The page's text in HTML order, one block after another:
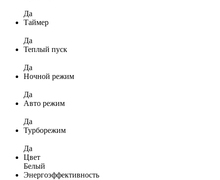
Да
Таймер
Да
Теплый пуск
Да
Ночной режим
Да
Авто режим
Да
Турборежим
Да
Цвет
Белый
Энергоэффективность